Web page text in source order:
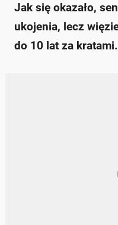
Jak się okazało,
ukojenia, lecz
do 10 lat za kratami.